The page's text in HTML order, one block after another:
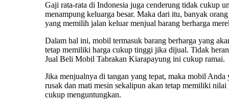
Gaji rata-rata di Indonesia juga cenderung tidak cukup
menampung keluarga besar. Maka dari itu, banyak orang
yang memilih jalan keluar menjual barang berharga
Dalam hal ini, mobil termasuk barang berharga yang
tetap memiliki harga cukup tinggi jika dijual. Tidak
Jual Beli Mobil Tabrakan Kiarapayung ini cukup ramai.
Jika menjualnya di tangan yang tepat, maka mobil Anda
rusak dan mati mesin sekalipun akan tetap memiliki nilai
cukup menguntungkan.